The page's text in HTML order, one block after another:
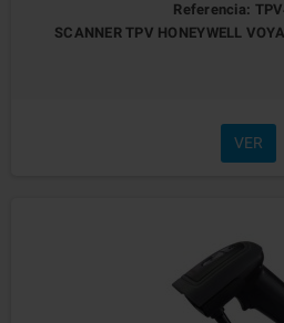
Referencia:
SCANNER TPV HONEYWELL
VER